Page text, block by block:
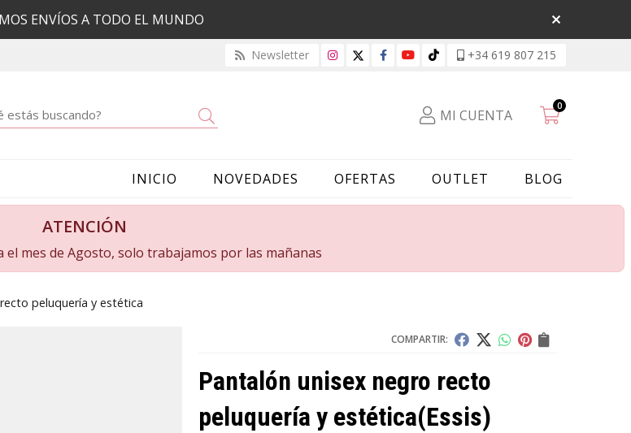
ENVÍOS A TODO EL MUNDO
Newsletter +34 619 807 215
MI CUENTA
0
INICIO NOVEDADES OFERTAS OUTLET BLOG
ATENCIÓN
el mes de Agosto, solo trabajamos por las mañanas
peluquería y estética
COMPARTIR:
Pantalón unisex negro recto
peluquería y estética(Essis)